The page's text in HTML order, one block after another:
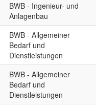
BWB - Ingenieur- und
Anlagenbau
BWB - Allgemeiner
Bedarf und
Dienstleistungen
BWB - Allgemeiner
Bedarf und
Dienstleistungen